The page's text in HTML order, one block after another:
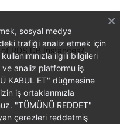
RDS DB Instances?
sosyal medya
trafiği analiz etmek için
ilgili bilgileri
analiz platformu iş
KABUL ET" düğmesine
iş ortaklarımızla
"TÜMÜNÜ REDDET"
çerezleri reddetmiş